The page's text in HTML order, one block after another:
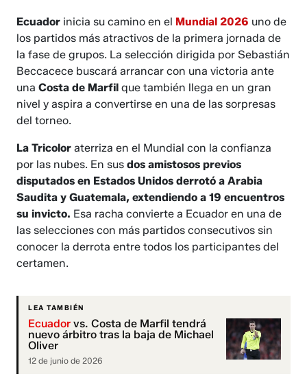
Ecuador inicia su camino en el Mundial 2026 uno de
los partidos más atractivos de la primera jornada de
la fase de grupos. La selección dirigida por Sebastián
Beccacece buscará arrancar con una victoria ante
unaCosta de Marfil que también llega en un gran
nivel y aspira a convertirse en una de las sorpresas
del torneo.
La Tricolor aterriza en el Mundial con la confianza
por las nubes. En susdos amistosos previos
disputados en Estados Unidos derrotó a Arabia
Saudita y Guatemala, extendiendo a 19 encuentros
su invicto. Esa racha convierte a Ecuador en una de
las selecciones con más partidos consecutivos sin
conocer la derrota entre todos los participantes del
certamen.
LEA TAMBIÉN
Ecuador vs. Costa de Marfil tendrá
nuevo árbitro tras la baja de Michael
Oliver
12 de junio de 2026